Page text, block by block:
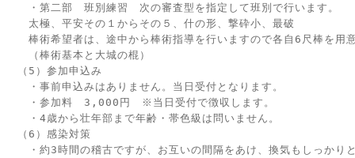
・第二部　班別練習　次の審査型を指定して班別で行います。
太極、平安その１からその５、什の形、撃砕小、最破
棒術希望者は、途中から棒術指導を行いますので各自6尺棒を用
（棒術基本と大城の棍）
（5）参加申込み
・事前申込みはありません。当日受付となります。
・参加料　3,000円　※当日受付で徴収します。
・4歳から壮年部まで年齢・帯色級は問いません。
（6）感染対策
・約3時間の稽古ですが、お互いの間隔をあけ、換気もしっかり